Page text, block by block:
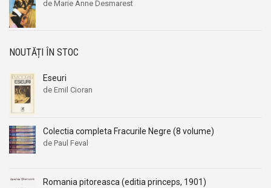
de Marie Anne Desmarest
NOUTĂȚI ÎN STOC
Eseuri
de Emil Cioran
Colectia completa Fracurile Negre (8 volume)
de Paul Feval
Romania pitoreasca (editia princeps, 1901)